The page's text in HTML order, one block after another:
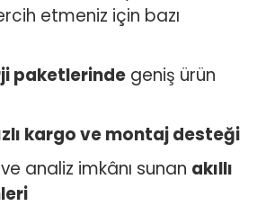
etmeniz için bazı
paketlerinde geniş ürün
kargo ve montaj desteği
analiz imkânı sunan akıllı